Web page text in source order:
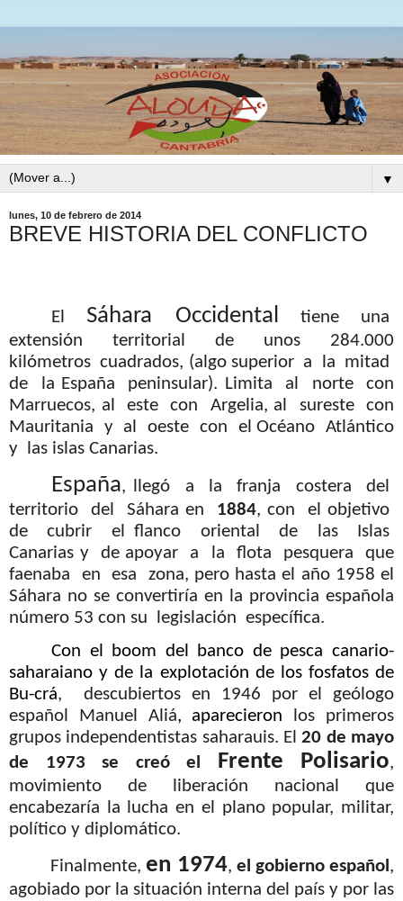
▼
lunes, 10 de febrero de 2014
BREVE HISTORIA DEL CONFLICTO
El Sáhara Occidental tiene
una
extensión
territorial de unos
284.000
kilómetros cuadrados, (algo superior a la mitad
de
la España peninsular). Limita al norte
con
Marruecos, al
este con Argelia, al sureste
con
Mauritania
y al oeste con el Océano Atlántico
y las islas Canarias.
España, llegó a la franja costera
del
territorio
del Sáhara en 1884, con
el objetivo
de
cubrir el flanco oriental de las
Islas
Canarias y
de apoyar a la flota pesquera
que
faenaba
en esa zona, pero hasta el año 1958 el
Sáhara no se convertiría en la provincia española
número 53 con su
legislación específica.
Con el boom del banco de pesca canario-
saharaiano y de la explotación de los fosfatos de
Bu-crá,
descubiertos en 1946 por el geólogo
español Manuel Aliá, aparecieron
los primeros
grupos independentistas saharauis. El20 de mayo
de 1973 se creó el Frente Polisario,
movimiento de liberación nacional que
encabezaría la lucha en el plano popular, militar,
político y diplomático.
Finalmente,en 1974, el gobierno español,
agobiado por la situación interna del país y por las